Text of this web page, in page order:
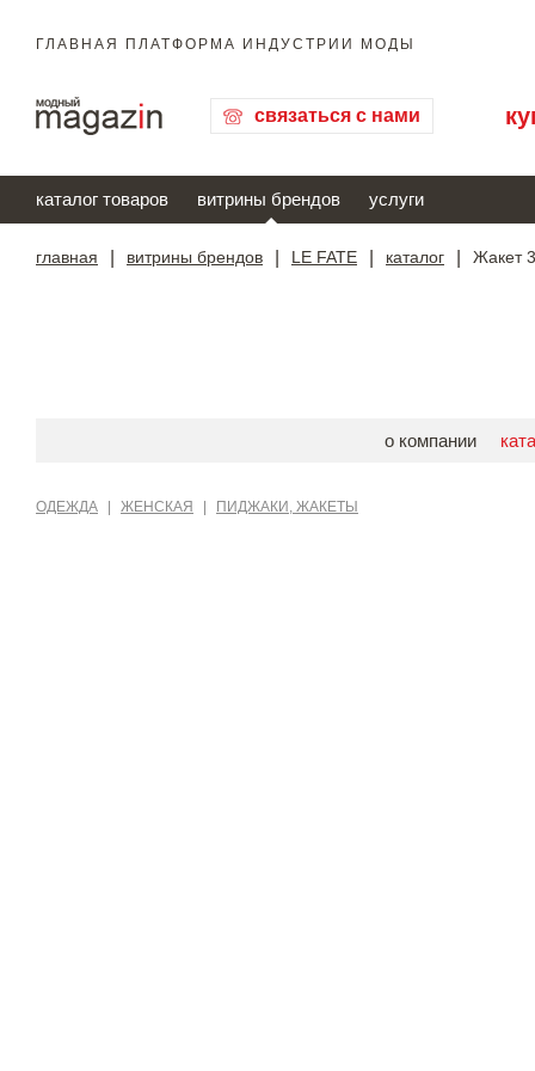
ГЛАВНАЯ ПЛАТФОРМА ИНДУСТРИИ МОДЫ
связаться с нами
каталог товаров витрины брендов услуги
главная витрины брендов LE FATE каталог Жакет
о компании
ОДЕЖДА ЖЕНСКАЯ ПИДЖАКИ, ЖАКЕТЫ